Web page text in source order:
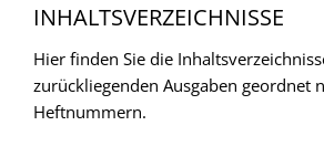
INHALTSVERZEICHNISSE
Hier finden Sie die
zurückliegenden Ausgaben geordnet
Heftnummern.